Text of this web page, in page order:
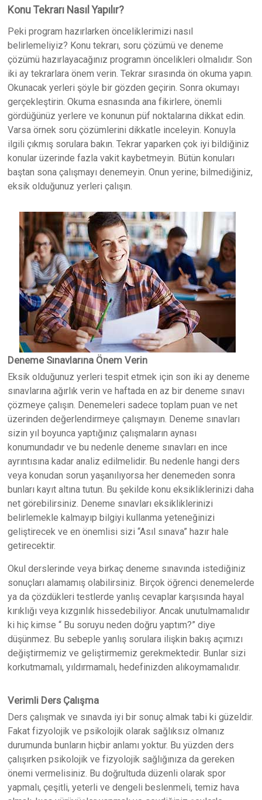
Konu Tekrarı Nasıl Yapılır?
Peki program hazırlarken önceliklerimizi nasıl
belirlemeliyiz? Konu tekrarı, soru çözümü ve deneme
çözümü hazırlayacağınız programın öncelikleri olmalıdır. Son
iki ay tekrarlara önem verin. Tekrar sırasında ön okuma yapın.
Okunacak yerleri şöyle bir gözden geçirin. Sonra okumayı
gerçekleştirin. Okuma esnasında ana fikirlere, önemli
gördüğünüz yerlere ve konunun püf noktalarına dikkat edin.
Varsa örnek soru çözümlerini dikkatle inceleyin. Konuyla
ilgili çıkmış sorulara bakın. Tekrar yaparken çok iyi bildiğiniz
konular üzerinde fazla vakit kaybetmeyin. Bütün konuları
baştan sona çalışmayı denemeyin. Onun yerine; bilmediğiniz,
eksik olduğunuz yerleri çalışın.
Deneme Sınavlarına Önem Verin
Eksik olduğunuz yerleri tespit etmek için son iki ay deneme
sınavlarına ağırlık verin ve haftada en az bir deneme sınavı
çözmeye çalışın. Denemeleri sadece toplam puan ve net
üzerinden değerlendirmeye çalışmayın. Deneme sınavları
sizin yıl boyunca yaptığınız çalışmaların aynası
konumundadır ve bu nedenle deneme sınavları en ince
ayrıntısına kadar analiz edilmelidir. Bu nedenle hangi ders
veya konudan sorun yaşanılıyorsa her denemeden sonra
bunları kayıt altına tutun. Bu şekilde konu eksikliklerinizi daha
net görebilirsiniz. Deneme sınavları eksikliklerinizi
belirlemekle kalmayıp bilgiyi kullanma yeteneğinizi
geliştirecek ve en önemlisi sizi “Asıl sınava” hazır hale
getirecektir.
Okul derslerinde veya birkaç deneme sınavında istediğiniz
sonuçları alamamış olabilirsiniz. Birçok öğrenci denemelerde
ya da çözdükleri testlerde yanlış cevaplar karşısında hayal
kırıklığı veya kızgınlık hissedebiliyor. Ancak unutulmamalıdır
ki hiç kimse “ Bu soruyu neden doğru yaptım?” diye
düşünmez. Bu sebeple yanlış sorulara ilişkin bakış açımızı
değiştirmemiz ve geliştirmemiz gerekmektedir. Bunlar sizi
korkutmamalı, yıldırmamalı, hedefinizden alıkoymamalıdır.
Verimli Ders Çalışma
Ders çalışmak ve sınavda iyi bir sonuç almak tabi ki güzeldir.
Fakat fizyolojik ve psikolojik olarak sağlıksız olmanız
durumunda bunların hiçbir anlamı yoktur. Bu yüzden ders
çalışırken psikolojik ve fizyolojik sağlığınıza da gereken
önemi vermelisiniz. Bu doğrultuda düzenli olarak spor
yapmalı, çeşitli, yeterli ve dengeli beslenmeli, temiz hava